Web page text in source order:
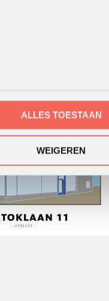
ALLES TOESTAAN
WEIGEREN